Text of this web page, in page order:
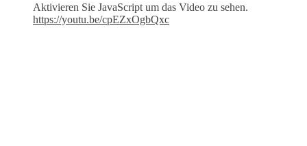
Aktivieren Sie JavaScript um das Video zu sehen.
https://youtu.be/cpEZxOgbQxc